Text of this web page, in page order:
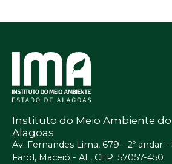
Instituto do Meio Ambiente
Alagoas
Av. Fernandes Lima, 679 - 2º andar -
Farol, Maceió - AL, CEP: 57057-450